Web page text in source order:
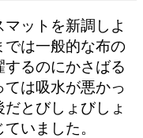
ットを新調しよ
では一般的な布の
るのにかさばる
は吸水が悪かっ
とびしょびしょ
いました。